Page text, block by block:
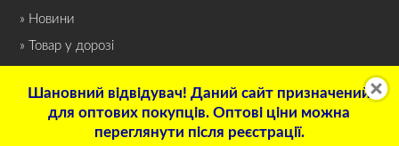
» Новини
» Товар у дорозі
Шановний відвідувач! Даний сайт призначений
для оптових покупців. Оптові ціни можна
переглянути після реєстрації.